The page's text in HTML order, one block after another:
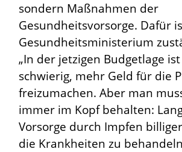
sondern Maßnahmen der
Gesundheitsvorsorge. Dafür
Gesundheitsministerium
„In der jetzigen Budgetlage
schwierig, mehr Geld für die
freizumachen. Aber man
immer im Kopf behalten:
Vorsorge durch Impfen
die Krankheiten zu